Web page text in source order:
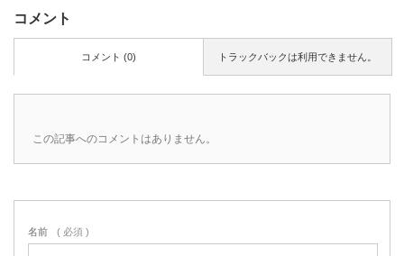
コメント
トラックバックは利用できません。
コメント (0)
この記事へのコメントはありません。
名前 ( 必須 )